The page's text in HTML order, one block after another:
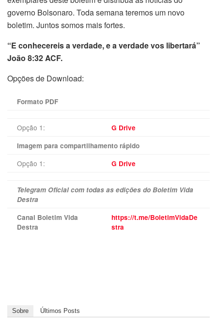
governo Bolsonaro. Toda semana teremos um novo
boletim. Juntos somos mais fortes.
“E conhecereis a verdade, e a verdade vos libertará”
João 8:32 ACF.
Opções de Download:
Formato PDF
Opção 1:
G Drive
Imagem para compartilhamento rápido
Opção 1: G Drive
Telegram Oficial com todas as edições do Boletim Vida
Destra
Canal Boletim Vida
Destra
https://t.me/BoletimVidaDe
stra
Sobre Últimos Posts